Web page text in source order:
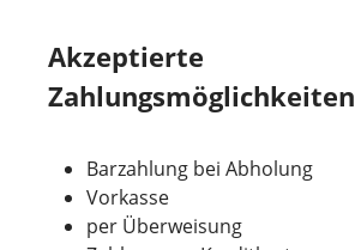
Akzeptierte
Zahlungsmöglichkeiten
Barzahlung bei Abholung
Vorkasse
per Überweisung